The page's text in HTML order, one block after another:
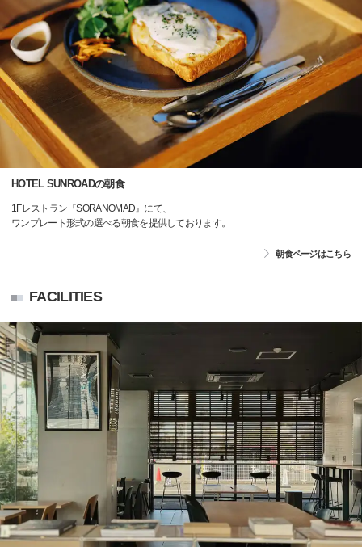
HOTEL SUNROADの朝食
1Fレストラン『SORANOMAD』にて、
ワンプレート形式の選べる朝食を提供しております。
朝食ページはこちら
FACILITIES